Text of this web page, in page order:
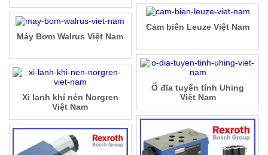
Cảm biến Leuze Việt Nam
Máy Bơm Walrus Việt Nam
Ổ đĩa tuyến tính Uhing
Việt Nam
Xi lanh khí nén Norgren
Việt Nam